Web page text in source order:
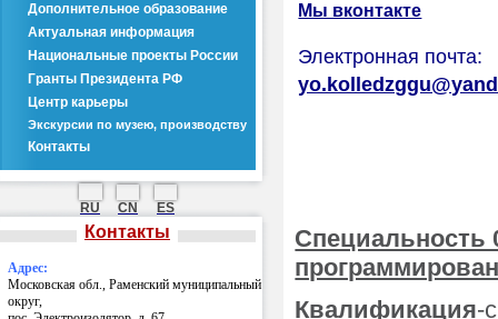
Дополнительное образование
Актуальная информация
Национальные проекты России
Гранты Президента РФ
Центр карьеры
Экскурсии по музею, производству
Контакты
RU CN ES
Контакты
Адрес:
Московская обл., Раменский муниципальный
округ,
Мы вконтакте
Электронная почта:
Квалификация-